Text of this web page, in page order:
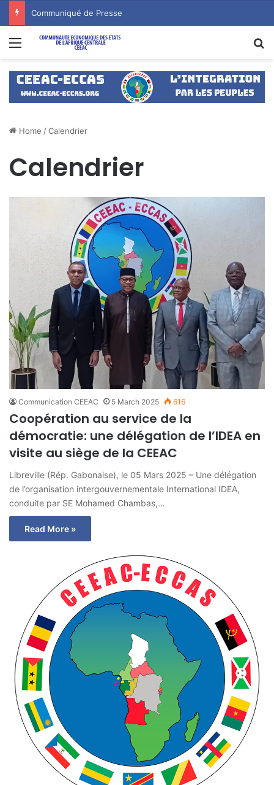
Communiqué de Presse
Menu
Home /Calendrier
Calendrier
Communication CEEAC 5 March 2025 616
Coopération au service de la
démocratie: une délégation de l’IDEA en
visite au siège de la CEEAC
Libreville (Rép. Gabonaise), le 05 Mars 2025 – Une délégation
de l’organisation intergouvernementale International IDEA,
conduite par SE Mohamed Chambas,…
Read More »